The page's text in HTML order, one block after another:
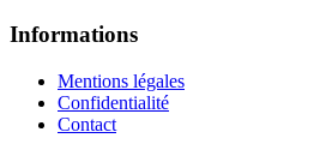
Informations
Mentions légales
Confidentialité
Contact